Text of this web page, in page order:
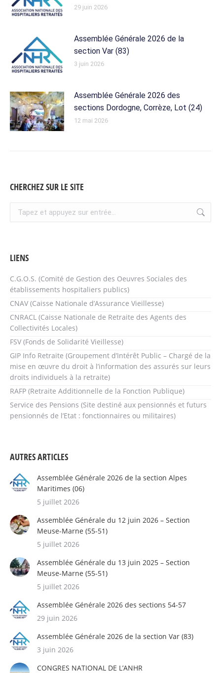
29 juin 2026
Assemblée Générale 2026 de la
section Var (83)
3 juin 2026
Assemblée Générale 2026 des
sections Dordogne, Corrèze, Lot (24)
12 mai 2026
CHERCHEZ SUR LE SITE
Recherche
LIENS
C.G.O.S. (Comité de Gestion des Oeuvres Sociales des
établissements hospitaliers publics)
CNAV (Caisse Nationale d’Assurance Vieillesse)
CNRACL (Caisse Nationale de Retraite des Agents des
Collectivités Locales)
FSV (Fonds de Solidarité Vieillesse)
GIP Info Retraite (Groupement d’Intérêt Public – Chargé de la
mise en œuvre du droit à l’information des assurés sur leurs
droits individuels à la retraite)
RAFP (Retraite Additionnelle de la Fonction Publique)
Service des Pensions (Site destiné aux pensionnés et futurs
pensionnés de l’Etat : fonctionnaires ou militaires)
AUTRES ARTICLES
Assemblée Générale 2026 de la section Alpes
Maritimes (06)
5 juillet 2026
Assemblée Générale du 12 juin 2026 – Section
Meuse-Marne (55-51)
5 juillet 2026
Assemblée Générale du 13 juin 2025 – Section
Meuse-Marne (55-51)
5 juillet 2026
Assemblée Générale 2026 des sections 54-57
29 juin 2026
Assemblée Générale 2026 de la section Var (83)
3 juin 2026
CONGRES NATIONAL DE L’ANHR